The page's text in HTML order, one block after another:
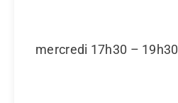
mercredi 17h30 – 19h30